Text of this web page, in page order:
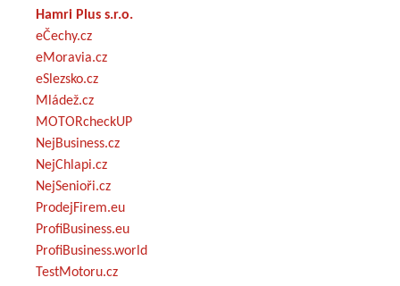
Hamri Plus s.r.o.
eČechy.cz
eMoravia.cz
eSlezsko.cz
Mládež.cz
MOTORcheckUP
NejBusiness.cz
NejChlapi.cz
NejSenioři.cz
ProdejFirem.eu
ProfiBusiness.eu
ProfiBusiness.world
TestMotoru.cz